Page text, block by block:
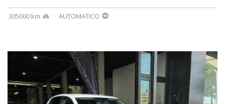
305000 km AUTOMATICO